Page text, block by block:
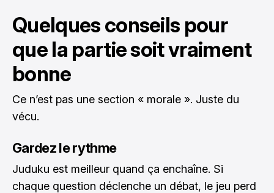
Quelques conseils pour
que la partie soit vraiment
bonne
Ce n’est pas une section « morale ». Juste du
vécu.
Gardez le rythme
Juduku est meilleur quand ça enchaîne. Si
chaque question déclenche un débat, le jeu perd